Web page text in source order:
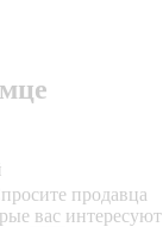
продавца
вас интересуют